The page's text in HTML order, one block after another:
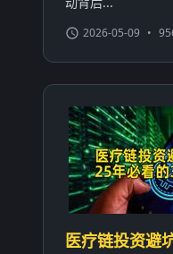
2026-05-09 •
医疗链投资避